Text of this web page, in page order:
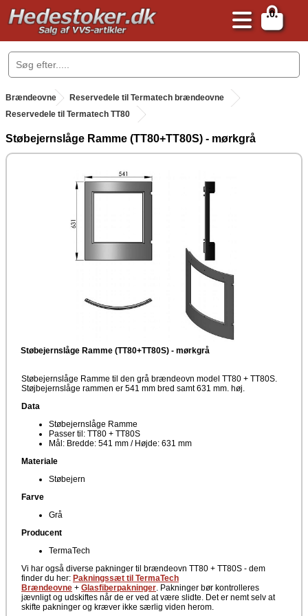
0
.
Brændeovne .
Reservedele til Termatech brændeovne
Reservedele til Termatech TT80
Støbejernslåge Ramme (TT80+TT80S) - mørkgrå
Støbejernslåge Ramme (TT80+TT80S) - mørkgrå
Støbejernslåge Ramme til den grå brændeovn model TT80 + TT80S.
Støjbejernslåge rammen er 541 mm bred samt 631 mm. høj.
Data
Støbejernslåge Ramme
Passer til: TT80 + TT80S
Mål: Bredde: 541 mm / Højde: 631 mm
Materiale
Støbejern
Farve
Grå
Producent
TermaTech
Vi har også diverse pakninger til brændeovn TT80 + TT80S - dem
finder du her: Pakningssæt til TermaTech
Brændeovne + Glasfiberpakninger . Pakninger bør kontrolleres
jævnligt og udskiftes når de er ved at være slidte. Det er nemt selv at
skifte pakninger og kræver ikke særlig viden herom.